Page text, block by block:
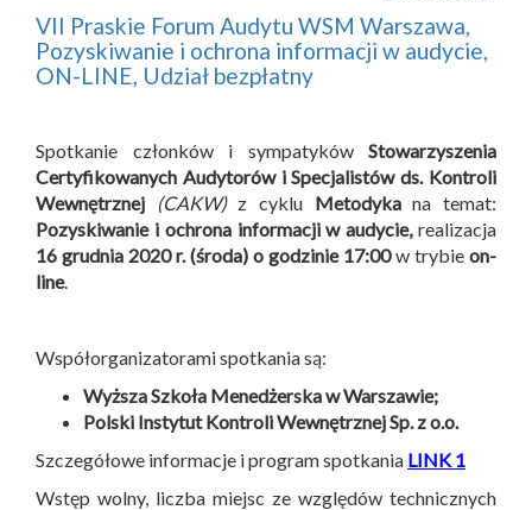
VII Praskie Forum Audytu WSM Warszawa,
Pozyskiwanie i ochrona informacji w audycie,
ON-LINE, Udział bezpłatny
Spotkanie członków i sympatyków Stowarzyszenia
Certyfikowanych Audytorów i Specjalistów ds. Kontroli
Wewnętrznej
(CAKW)z cyklu Metodykana temat:
Pozyskiwanie i ochrona informacji w audycie, realizacja
16 grudnia 2020 r. (środa) o godzinie 17:00w trybie on-
line.
Współorganizatorami spotkania są:
Wyższa Szkoła Menedżerska w Warszawie;
Polski Instytut Kontroli Wewnętrznej Sp. z o.o.
Szczegółowe informacje i program spotkania LINK 1
Wstęp wolny, liczba miejsc ze względów technicznych